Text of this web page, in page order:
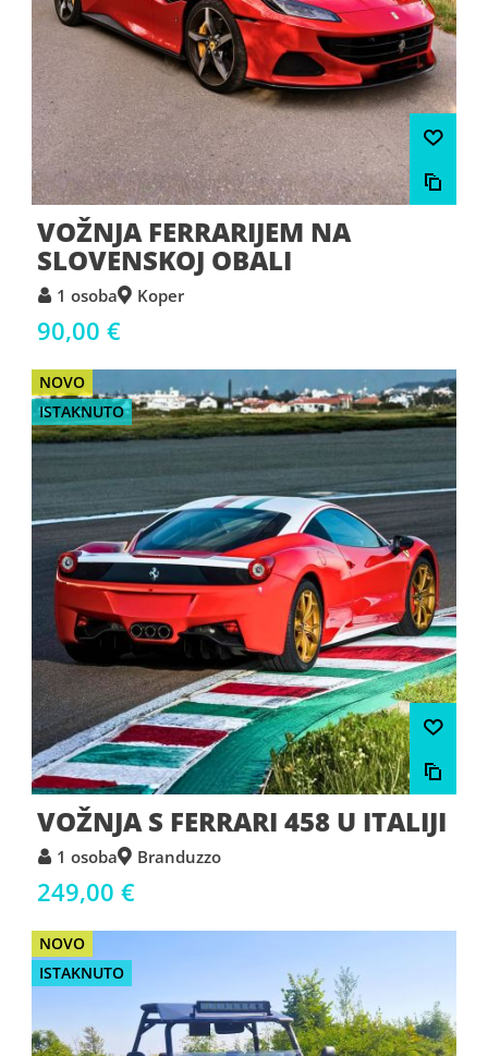
VOŽNJA FERRARIJEM NA
SLOVENSKOJ OBALI
1 osoba Koper
90,00 €
NOVO
ISTAKNUTO
VOŽNJA S FERRARI 458 U ITALIJI
1 osoba Branduzzo
249,00 €
NOVO
ISTAKNUTO